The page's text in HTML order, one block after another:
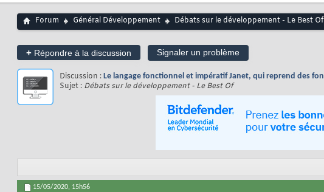
Forum Général Développement Débats sur le développement - Le Best Of
+ Répondre à la discussion Signaler un problème
Discussion : Le langage fonctionnel et impératif Janet, qui reprend des
Sujet : Débats sur le développement - Le Best Of
15/05/2020, 15h56